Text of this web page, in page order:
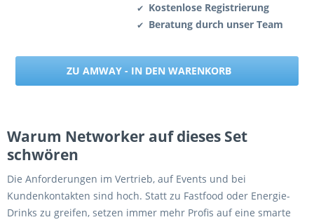
✔ Kostenlose Registrierung
✔ Beratung durch unser Team
ZU AMWAY - IN DEN WARENKORB
Warum Networker auf dieses Set
schwören
Die Anforderungen im Vertrieb, auf Events und bei
Kundenkontakten sind hoch. Statt zu Fastfood oder Energie-
Drinks zu greifen, setzen immer mehr Profis auf eine smarte